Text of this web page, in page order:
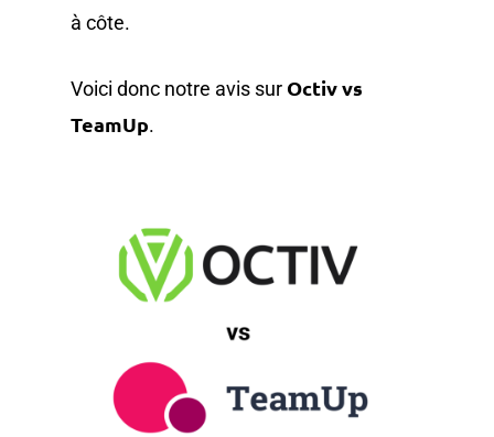
à côte.
Voici donc notre avis sur Octiv vs
TeamUp.